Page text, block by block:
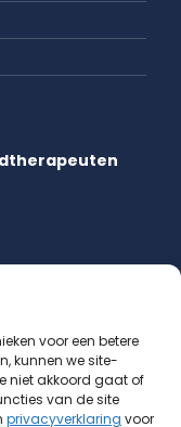
voor een betere
kunnen we site-
niet akkoord gaat of
van de site
privacyverklaringvoor
2026